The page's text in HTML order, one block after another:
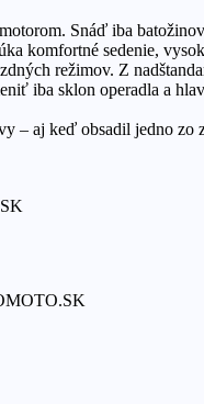
Snáď iba
sedenie,
režimov. Z
iba sklon operadla a
– aj keď obsadil jedno